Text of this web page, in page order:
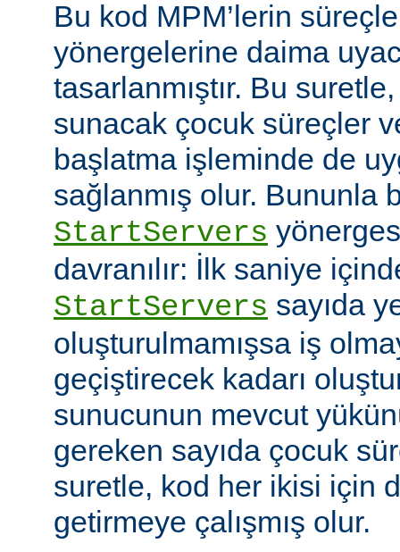
Bu kod MPM’lerin
yönergelerine daima
tasarlanmıştır. Bu
sunacak çocuk süreçler
başlatma işleminde de
sağlanmış olur. Bununla
StartServers
davranılır: İlk saniye
StartServers sayıda
oluşturulmamışsa iş
geçiştirecek kadarı
sunucunun mevcut
gereken sayıda çocuk
suretle, kod her ikisi için
getirmeye çalışmış olur.